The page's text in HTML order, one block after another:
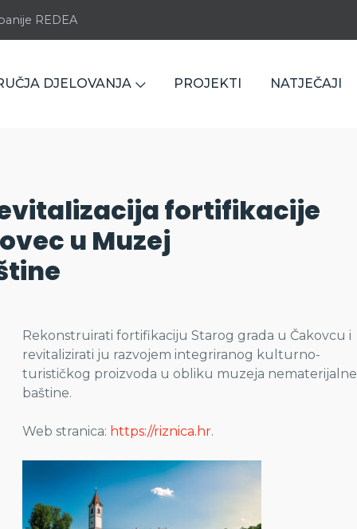
REDEA
DJELOVANJA PROJEKTI NATJEČAJI
fortifikacije
u Muzej
Rekonstruirati fortifikaciju Starog grada u Čakovcu i
revitalizirati ju razvojem integriranog kulturno-
turističkog proizvoda u obliku muzeja nematerijalne
baštine.
Web stranica: https://riznica.hr.